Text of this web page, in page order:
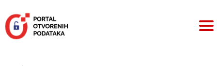
sadržaj